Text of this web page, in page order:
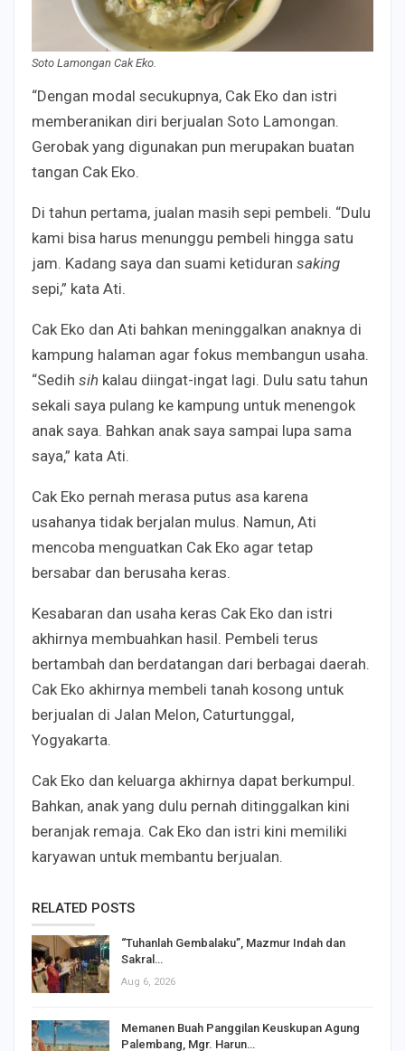
Soto Lamongan Cak Eko.
“Dengan modal secukupnya, Cak Eko dan istri
memberanikan diri berjualan Soto Lamongan.
Gerobak yang digunakan pun merupakan buatan
tangan Cak Eko.
Di tahun pertama, jualan masih sepi pembeli. “Dulu
kami bisa harus menunggu pembeli hingga satu
jam. Kadang saya dan suami ketiduran saking
sepi,” kata Ati.
Cak Eko dan Ati bahkan meninggalkan anaknya di
kampung halaman agar fokus membangun usaha.
“Sedih sih kalau diingat-ingat lagi. Dulu satu tahun
sekali saya pulang ke kampung untuk menengok
anak saya. Bahkan anak saya sampai lupa sama
saya,” kata Ati.
Cak Eko pernah merasa putus asa karena
usahanya tidak berjalan mulus. Namun, Ati
mencoba menguatkan Cak Eko agar tetap
bersabar dan berusaha keras.
Kesabaran dan usaha keras Cak Eko dan istri
akhirnya membuahkan hasil. Pembeli terus
bertambah dan berdatangan dari berbagai daerah.
Cak Eko akhirnya membeli tanah kosong untuk
berjualan di Jalan Melon, Caturtunggal,
Yogyakarta.
Cak Eko dan keluarga akhirnya dapat berkumpul.
Bahkan, anak yang dulu pernah ditinggalkan kini
beranjak remaja. Cak Eko dan istri kini memiliki
karyawan untuk membantu berjualan.
RELATED POSTS
“Tuhanlah Gembalaku”, Mazmur Indah dan
Sakral…
Aug 6, 2026
Memanen Buah Panggilan Keuskupan Agung
Palembang, Mgr. Harun…